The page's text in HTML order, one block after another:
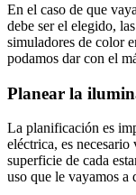
En el caso de que
debe ser el elegido,
simuladores de color
podamos dar con el
Planear la
La planificación es
eléctrica, es necesario
superficie de cada
uso que le vayamos a